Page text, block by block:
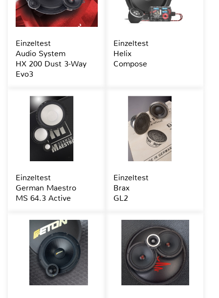
Einzeltest
Audio System
HX 200 Dust 3-Way
Evo3
Einzeltest
Helix
Compose
Einzeltest
German Maestro
MS 64.3 Active
Einzeltest
Brax
GL2